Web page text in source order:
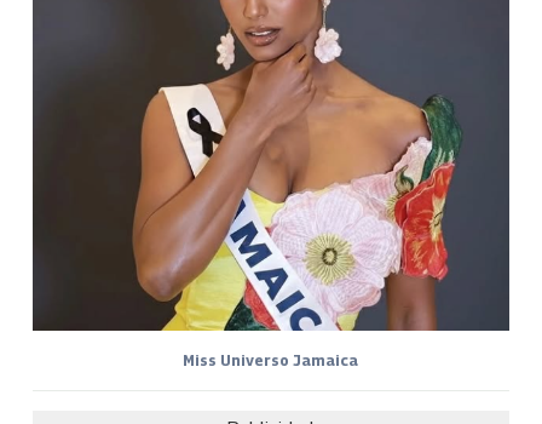
Miss Universo Jamaica